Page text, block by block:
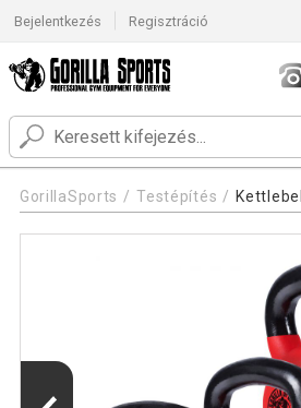
Bejelentkezés Regisztráció
GorillaSports Testépítés Kettlebell